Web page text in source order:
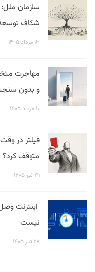
سازمان
شکاف
۱۳ مرداد ۱۴۰۵
مهاجرت
و بدون
۱۰ مرداد ۱۴۰۵
متوقف کرد؟
۳۱ تیر ۱۴۰۵
اینترنت
نیست
۲۸ تیر ۱۴۰۵